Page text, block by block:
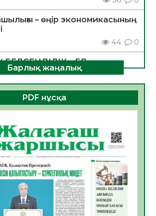
– өңір экономикасының
44 0
– ЕЛ
41 0
– БОЛАШАҚҚА
ауруларға қарсы иммундау
тиімділігі
46
туралы
42
Барлық жаңалық
PDF нұсқа